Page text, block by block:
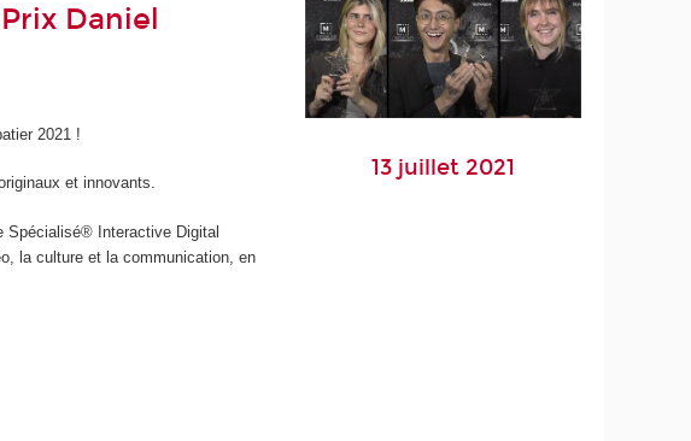
Daniel
2021 !
et innovants.
Spécialisé® Interactive Digital
la culture et la communication, en
13 juillet 2021